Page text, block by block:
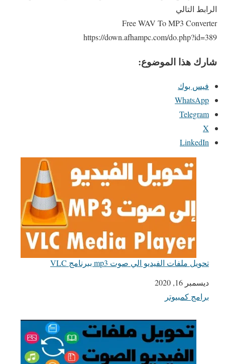
الرابط التالي
Free WAV To MP3 Converter
https://down.afhampc.com/do.php?id=389
شارك هذا الموضوع:
فيس بوك
WhatsApp
Telegram
X
LinkedIn
تحويل ملفات الفيديو الي صوت mp3 ببرنامج VLC
التاريخ
ديسمبر 16, 2020
في ما يتعلق بما يأتي
برامج كمبيوتر